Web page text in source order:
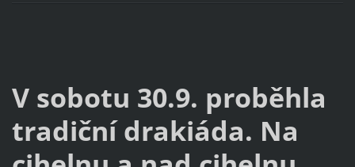
V sobotu 30.9. proběhla
tradiční drakiáda. Na